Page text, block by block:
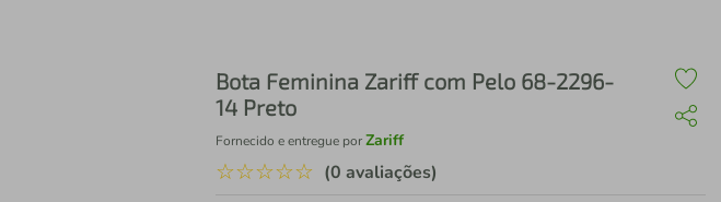
Bota Feminina Zariff com Pelo 68-2296-
14 Preto
Fornecido e entregue porZariff
☆☆☆☆☆ (0 avaliações)